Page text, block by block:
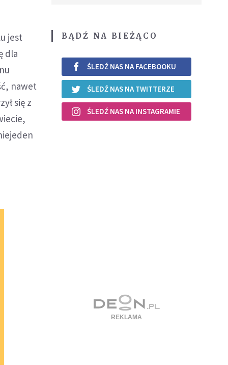
jest
dla
nawet
się z
BĄDŹ NA BIEŻĄCO
ŚLEDŹ NAS NA FACEBOOKU
ŚLEDŹ NAS NA TWITTERZE
ŚLEDŹ NAS NA INSTAGRAMIE